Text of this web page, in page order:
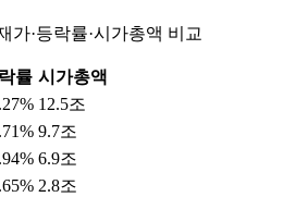
가·등락률·시가총액 비교
률 시가총액
12.5조
9.7조
6.9조
2.8조